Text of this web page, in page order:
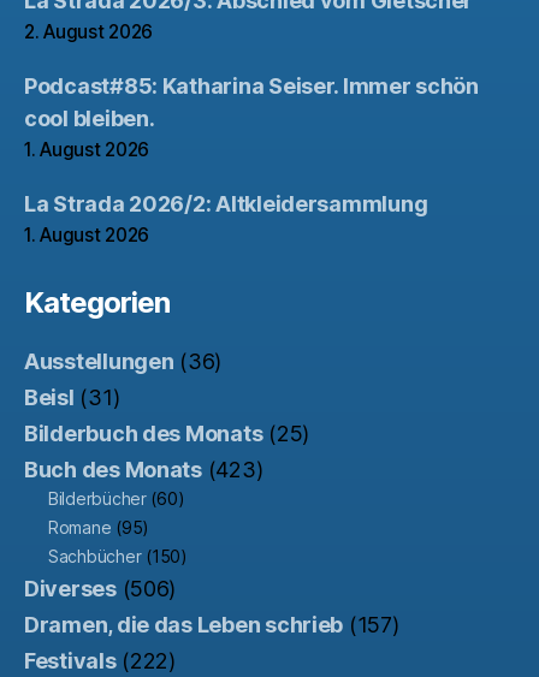
2. August 2026
Podcast#85: Katharina Seiser. Immer schön
cool bleiben.
1. August 2026
La Strada 2026/2: Altkleidersammlung
1. August 2026
Kategorien
Ausstellungen (36)
Beisl (31)
Bilderbuch des Monats(25)
Buch des Monats(423)
Bilderbücher(60)
Romane (95)
Sachbücher(150)
Diverses(506)
Dramen, die das Leben schrieb (157)
Festivals(222)